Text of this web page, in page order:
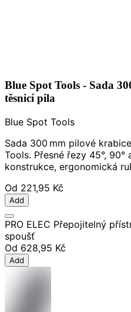
Blue Spot Tools - Sada
těsnicí pila
Blue Spot Tools
Sada 300 mm pilové
Tools. Přesné řezy 45°, 90°
konstrukce, ergonomická
Od 221,95 Kč
Add
PRO ELEC Přepojitelný
spoušť
Od 628,95 Kč
Add